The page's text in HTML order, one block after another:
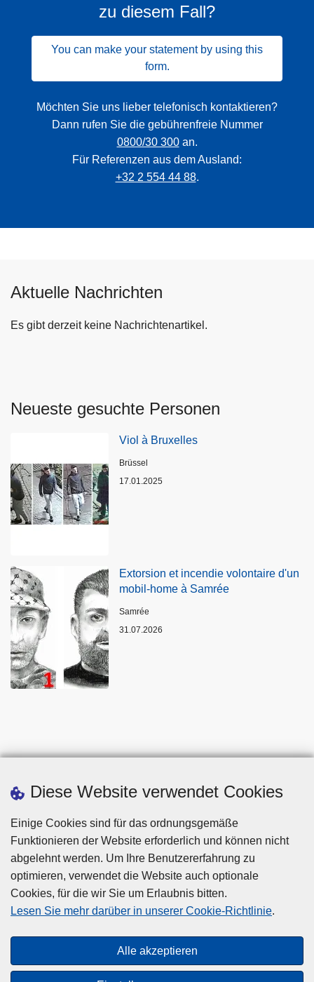
Diese Website verwendet Cookies
Einige Cookies sind für das ordnungsgemäße
Funktionieren der Website erforderlich und können nicht
abgelehnt werden. Um Ihre Benutzererfahrung zu
optimieren, verwendet die Website auch optionale
Cookies, für die wir Sie um Erlaubnis bitten.
Lesen Sie mehr darüber in unserer Cookie-Richtlinie.
Alle akzeptieren
zu diesem Fall?
You can make your statement by using this
form.
Möchten Sie uns lieber telefonisch kontaktieren?
Dann rufen Sie die gebührenfreie Nummer
0800/30 300an.
Für Referenzen aus dem Ausland:
+32 2 554 44 88.
Aktuelle Nachrichten
Es gibt derzeit keine Nachrichtenartikel.
Neueste gesuchte Personen
Viol à Bruxelles
Standort
Brüssel
17.01.2025
Extorsion et incendie volontaire d'un
mobil-home à Samrée
Standort
Samrée
31.07.2026
Disclaimer
Privacy
Cookies
Barrierefreiheit